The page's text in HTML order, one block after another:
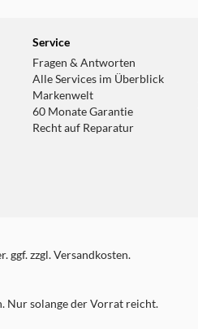
Service
Fragen & Antworten
Alle Services im Überblick
Markenwelt
60 Monate Garantie
Recht auf Reparatur
ggf. zzgl. Versandkosten.
Nur solange der Vorrat reicht.